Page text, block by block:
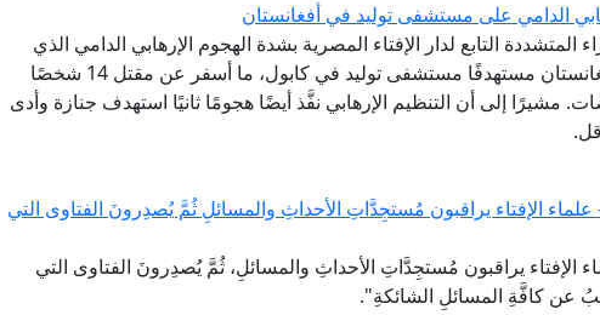
الدامي على مستشفى توليد في أفغانستان
المتشددة التابع لدار الإفتاء المصرية بشدة الهجوم الإرهابي الدامي الذي
نفذه تنظيم داعش الإرهابي في أفغانستان مستهدفًا مستشفى توليد في كابول، ما أسفر عن مقتل 14 شخصًا
مشيرًا إلى أن التنظيم الإرهابي نفَّذ أيضًا هجومًا ثانيًا استهدف جنازة وأدى
الإفتاء يراقبون مُستجِدَّاتِ الأحداثِ والمسائلِ ثُمَّ يُصدِرونَ الفتاوى التي
الإفتاء يراقبون مُستجِدَّاتِ الأحداثِ والمسائلِ، ثُمَّ يُصدِرونَ الفتاوى التي
عن كافَّةِ المسائلِ الشائكةِ".